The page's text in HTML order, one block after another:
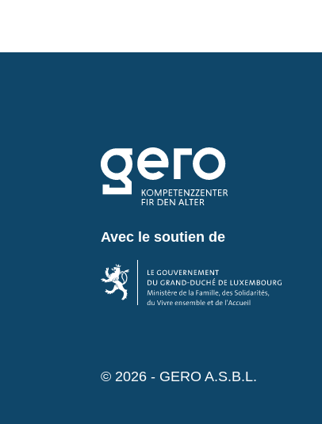
Avec le soutien de
© 2026 - GERO A.S.B.L.